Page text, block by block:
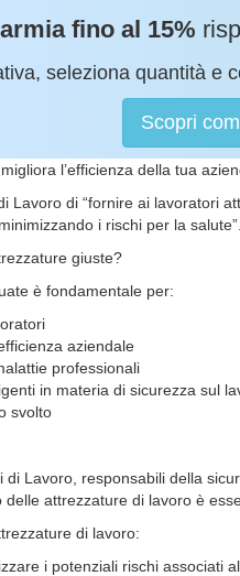
fino al 15%
seleziona quantità e
Scopri
l’efficienza della tua
Lavoro di “fornire ai lavoratori
i rischi per la salute”.
giuste?
è fondamentale per:
aziendale
professionali
in materia di sicurezza sul
svolto
Lavoro, responsabili della
attrezzature di lavoro è
di lavoro:
i potenziali rischi associati